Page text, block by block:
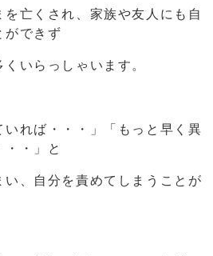
亡くされ、家族や友人にも自
ができず
いらっしゃいます。
いれば・・・」「もっと早く異
・」と
、自分を責めてしまうことが